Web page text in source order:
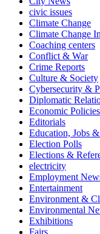
civic issues
Climate Change
Climate Change
Coaching centers
Conflict & War
Crime Reports
Culture & Society
Cybersecurity &
Diplomatic
Economic
Editorials
Education, Jobs
Election Polls
Elections &
electricity
Employment
Entertainment
Environment &
Environmental
Exhibitions